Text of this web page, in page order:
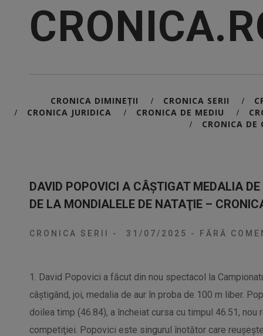
CRONICA DIMINEȚII / CRONICA SERII /
/ CRONICA JURIDICA / CRONICA DE MEDIU /
/ CRONICA DE
DAVID POPOVICI A CÂŞTIGAT MEDALIA
DE LA MONDIALELE DE NATAŢIE –
CRONICA SERII - 31/07/2025 - FĂRĂ
1. David Popovici a făcut din nou spectacol la
câştigând, joi, medalia de aur în proba de 100 m liber.
doilea timp (46.84), a încheiat cursa cu timpul 46.51, nou
competiţiei. Popovici este singurul înotător care